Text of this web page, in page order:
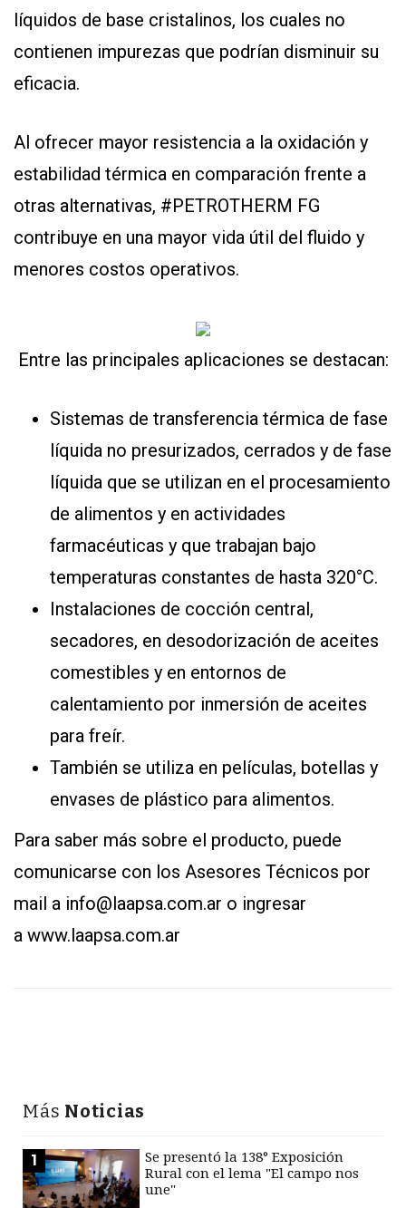
SOMOS
líquidos de base cristalinos, los cuales no
contienen impurezas que podrían disminuir su
eficacia.
Al ofrecer mayor resistencia a la oxidación y
estabilidad térmica en comparación frente a
otras alternativas, #PETROTHERM FG
contribuye en una mayor vida útil del fluido y
menores costos operativos.
Entre las principales aplicaciones se destacan:
Sistemas de transferencia térmica de fase
líquida no presurizados, cerrados y de fase
líquida que se utilizan en el procesamiento
de alimentos y en actividades
farmacéuticas y que trabajan bajo
temperaturas constantes de hasta 320°C.
Instalaciones de cocción central,
secadores, en desodorización de aceites
comestibles y en entornos de
calentamiento por inmersión de aceites
para freír.
También se utiliza en películas, botellas y
envases de plástico para alimentos.
Para saber más sobre el producto, puede
comunicarse con los Asesores Técnicos por
mail a info@laapsa.com.ar o ingresar
a www.laapsa.com.ar
Más Noticias
1
Se presentó la 138° Exposición
Rural con el lema "El campo nos
une"